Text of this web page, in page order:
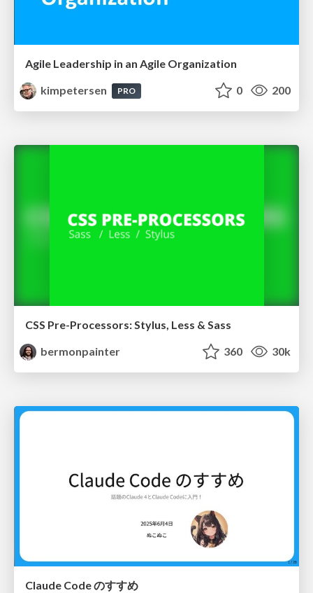
Agile Leadership in an Agile Organization
kimpetersen
PRO 0 200
CSS Pre-Processors: Stylus, Less & Sass
bermonpainter
360 30k
Claude Code のすすめ